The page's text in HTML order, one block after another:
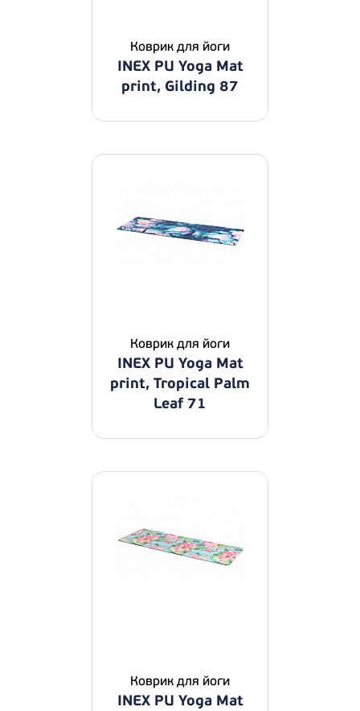
Коврик для йоги
INEX PU Yoga Mat
print, Gilding 87
Коврик для йоги
INEX PU Yoga Mat
print, Tropical Palm
Leaf 71
Коврик для йоги
INEX PU Yoga Mat